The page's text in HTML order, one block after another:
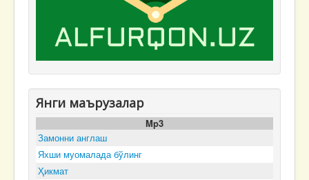
Янги маърузалар
Mp3
Замонни англаш
Яхши муомалада бўлинг
Ҳикмат